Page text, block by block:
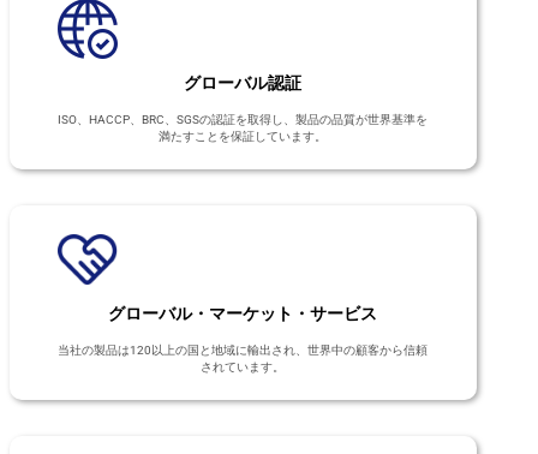
グローバル認証
ISO、HACCP、BRC、SGSの認証を取得し、製品の品質が世界基準を
満たすことを保証しています。
グローバル・マーケット・サービス
当社の製品は120以上の国と地域に輸出され、世界中の顧客から信頼
されています。